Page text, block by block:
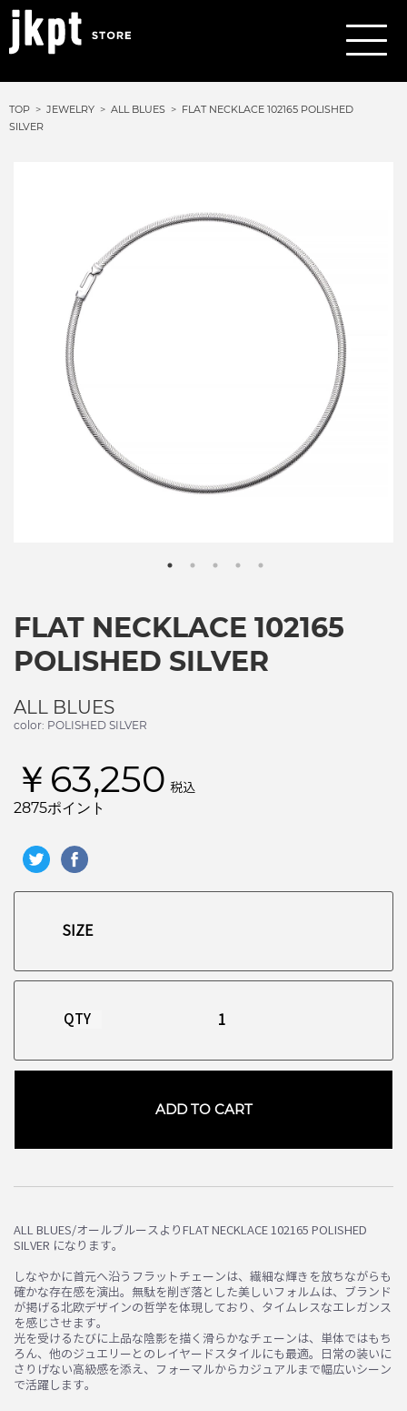
TOP JEWELRY ALL BLUES
FLAT NECKLACE 102165 POLISHED
SILVER
FLAT NECKLACE 102165
POLISHED SILVER
ALL BLUES
color: POLISHED SILVER
￥63,250 税込
2875ポイント
QTY
ADD TO CART
ALL BLUES/オールブルースよりFLAT NECKLACE 102165 POLISHED
SILVER になります。
しなやかに首元へ沿うフラットチェーンは、繊細な輝きを放ちながらも
確かな存在感を演出。無駄を削ぎ落とした美しいフォルムは、ブランド
が掲げる北欧デザインの哲学を体現しており、タイムレスなエレガンス
を感じさせます。
光を受けるたびに上品な陰影を描く滑らかなチェーンは、単体ではもち
ろん、他のジュエリーとのレイヤードスタイルにも最適。日常の装いに
さりげない高級感を添え、フォーマルからカジュアルまで幅広いシーン
で活躍します。
お買い物を続ける カートへ進む